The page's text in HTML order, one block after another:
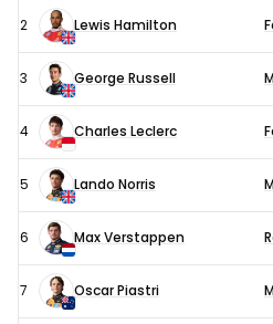
2026
2 Lewis Hamilton
3 George Russell
4 Charles Leclerc
5 Lando Norris
6 Max Verstappen
7 Oscar Piastri